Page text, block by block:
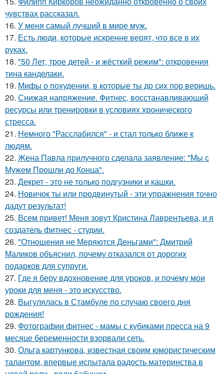
чувствах рассказал.
16. У меня самый лучший в мире муж.
17. Есть люди, которые искренне верят, что все в их
руках.
18. "50 Лет, трое детей - и жёсткий режим": откровения
тина канделаки.
19. Мифы о похудении, в которые ты до сих пор веришь.
20. Снижая напряжение. Фитнес, восстанавливающий
ресурсы или тренировки в условиях хронического
стресса.
21. Немного "Расслабился" - и стал только ближе к
людям.
22. Жена Павла прилучного сделала заявление: "Мы с
Мужем Прошли до Конца".
23. Декрет - это не только подгузники и кашки.
24. Новичок ты или продвинутый - эти упражнения точно
дадут результат!
25. Всем привет! Меня зовут Кристина Лаврентьева, и я
создатель фитнес - студии.
26. "Отношения не Меряются Деньгами": Дмитрий
Маликов объяснил, почему отказался от дорогих
подарков для супруги.
27. Где я беру вдохновение для уроков, и почему мои
уроки для меня - это искусство.
28. Выгулялась в Стамбуле по случаю своего дня
рождения!
29. Фотографии фитнес - мамы с кубиками пресса на 9
месяце беременности взорвали сеть.
30. Ольга картункова, известная своим юмористическим
талантом, впервые испытала радость материнства в